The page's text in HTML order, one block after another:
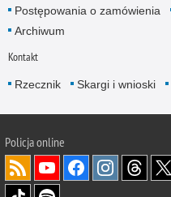
Postępowania o zamówienia
Archiwum
Kontakt
Rzecznik Skargi i wnioski
Policjaonline